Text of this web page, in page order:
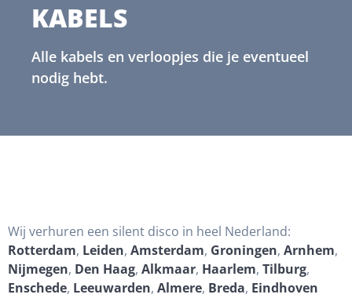
KABELS
Alle kabels en verloopjes die je eventueel
nodig hebt.
Wij verhuren een silent disco in heel Nederland:
Rotterdam, Leiden, Amsterdam, Groningen, Arnhem,
Nijmegen, Den Haag, Alkmaar, Haarlem, Tilburg,
Enschede, Leeuwarden, Almere, Breda, Eindhoven